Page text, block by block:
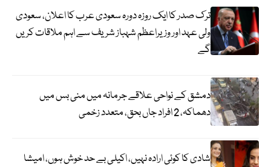
ترک صدر کا ایک روزہ دورہ سعودی عرب کا اعلان، سعودی
ولی عہد اور وزیراعظم شہباز شریف سے اہم ملاقات کریں
گے
دمشق کے نواحی علاقے جرمانہ میں منی بس میں
دھماکہ، 2 افراد جاں بحق، متعدد زخمی
شادی کا کوئی ارادہ نہیں، اکیلی بے حد خوش ہوں، امیشا